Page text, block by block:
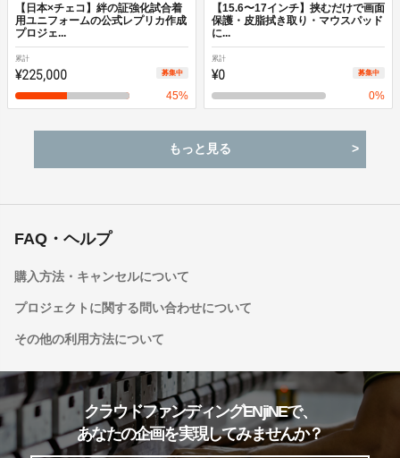
【日本×チェコ】絆の証強化試合着
用ユニフォームの公式レプリカ作成
プロジェ...
累計
¥225,000 募集中
45%
【15.6〜17インチ】挟むだけで画面
保護・皮脂拭き取り・マウスパッド
に...
累計
¥0 募集中
0%
もっと見る
FAQ・ヘルプ
購入方法・キャンセルについて
プロジェクトに関する問い合わせについて
その他の利用方法について
クラウドファンディングENjiNEで、
あなたの企画を実現してみませんか？